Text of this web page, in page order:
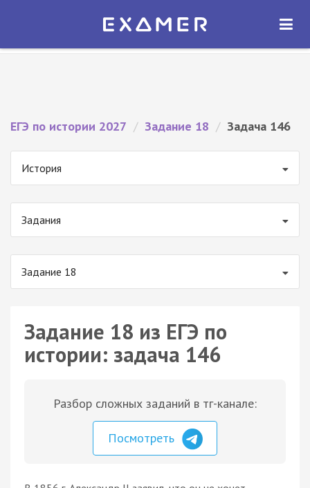
Экзамер — ЕГЭ 2027
ОТКРЫТЬ
ЕГЭ по истории 2027 / Задание 18 / Задача 146
История
Задания
Задание 18
Задание 18 из ЕГЭ по
истории: задача 146
Разбор сложных заданий в тг-канале:
Посмотреть